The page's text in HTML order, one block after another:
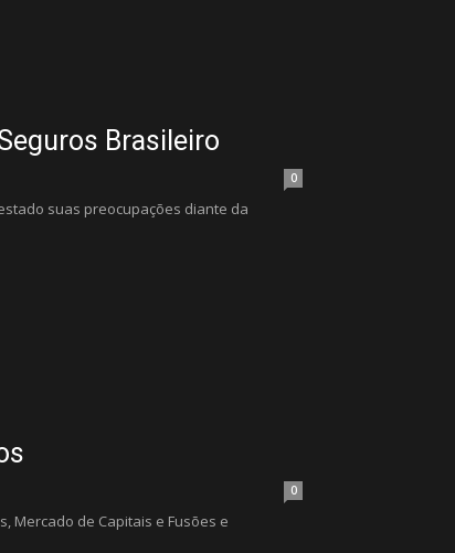
Brasileiro
0
suas preocupações diante da
0
Mercado de Capitais e Fusões e